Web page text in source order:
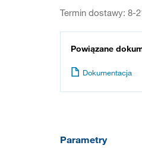
Termin dostawy: 8-
Powiązane
Dokumentacja
Parametry